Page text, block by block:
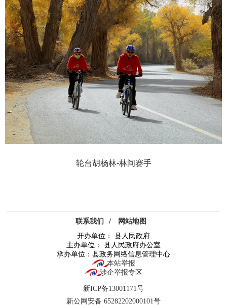
轮台胡杨林-林间赛手
联系我们 /
网站地图
开办单位： 县人民政府
主办单位： 县人民政府办公室
承办单位：县政务网络信息管理中心
本站举报
涉企举报专区
新ICP备13001171号
新公网安备 65282202000101号